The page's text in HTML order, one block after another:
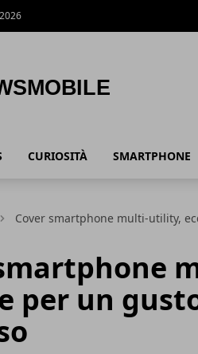
CURIOSITÀ SMARTPHONE
Cover smartphone multi-utility,
per un